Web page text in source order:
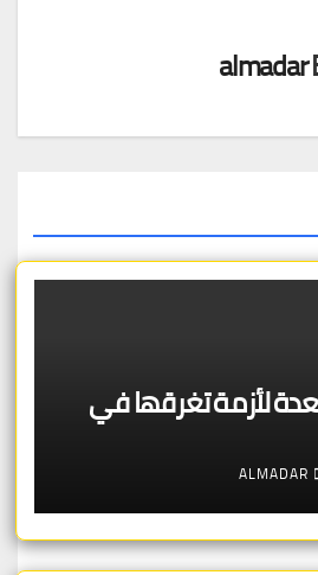
almadar
لأزمة تغرقها في
ALMADAR